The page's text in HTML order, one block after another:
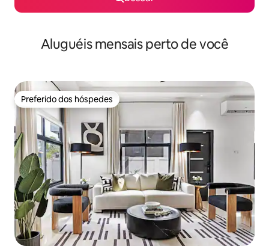
Aluguéis mensais perto de você
Preferido dos hóspedes
Preferido dos hóspedes